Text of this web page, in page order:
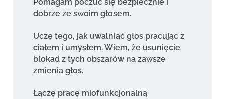
Pomagam poczuć się bezpiecznie i
dobrze ze swoim głosem.
Uczę tego, jak uwalniać głos pracując z
ciałem i umysłem. Wiem, że usunięcie
blokad z tych obszarów na zawsze
zmienia głos.
Łączę pracę miofunkcjonalną